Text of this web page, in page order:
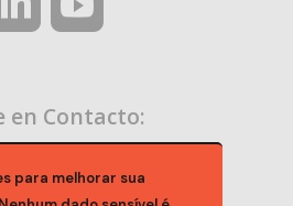
para melhorar sua
en Contacto: